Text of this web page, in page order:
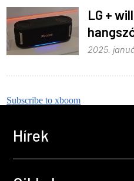
LG +
2025.
Subscribe to xboom
Hírek